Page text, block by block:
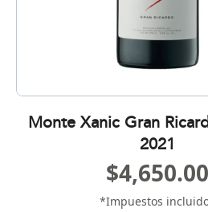
Monte Xanic Gran
2021
$4,650.00
*Impuestos